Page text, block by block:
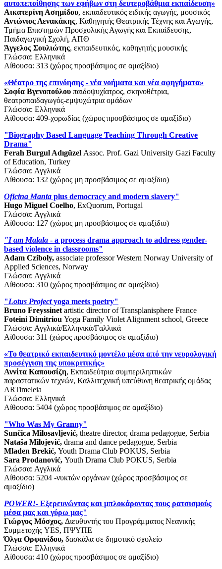
αυτοπεποίθησης των εφήβων στη δευτεροβάθμια εκπαίδευση»
Αικατερίνη Ασημίδου, εκπαιδευτικός ειδικής αγωγής, μουσικός
Αντώνιος Λενακάκης, Καθηγητής Θεατρικής Τέχνης και Αγωγής,
Τμήμα Επιστημών Προσχολικής Αγωγής και Εκπαίδευσης,
Παιδαγωγική Σχολή, ΑΠΘ
Άγγελος Σουλιώτης, εκπαιδευτικός, καθηγητής μουσικής
Γλώσσα: Ελληνικά
Αίθουσα: 313 (χώρος προσβάσιμος σε αμαξίδιο)
«Θέατρο της επινόησης - νέα νοήματα και νέα αφηγήματα»
Σοφία Βγενοπούλου παιδοψυχίατρος, σκηνοθέτρια,
θεατροπαιδαγωγός-εμψυχώτρια ομάδων
Γλώσσα: Ελληνικά
Αίθουσα: 409-χορωδίας (χώρος προσβάσιμος σε αμαξίδιο)
"Biography Based Language Teaching Through Creative
Drama"
Ferah Burgul Adıgüzel Assoc. Prof. Gazi University Gazi Faculty
of Education, Turkey
Γλώσσα: Αγγλικά
Αίθουσα: 132 (χώρος μη προσβάσιμος σε αμαξίδιο)
Oficina Manta plus democracy and modern slavery"
Hugo Miguel Coelho, ExQuorum, Portugal
Γλώσσα: Αγγλικά
Αίθουσα: 127 (χώρος μη προσβάσιμος σε αμαξίδιο)
"I am Malala - a process drama approach to address gender-
based violence in classrooms"
Adam Cziboly, associate professor Western Norway University of
Applied Sciences, Norway
Γλώσσα: Αγγλικά
Αίθουσα: 310 (χώρος προσβάσιμος σε αμαξίδιο)
"Lotus Projectyoga meets poetry"
Bruno Freyssinet artistic director of Transplanisphere France
Foteini Dimitriou Yoga Family Violet Alignment school, Greece
Γλώσσα: Αγγλικά/Ελληνικά/Γαλλικά
Αίθουσα: 311 (χώρος προσβάσιμος σε αμαξίδιο)
«Το θεατρικό εκπαιδευτικό μοντέλο μέσα από την νευρολογική
προσέγγιση της υποκριτικής»
Αννίτα Καπουσίζη, Εκπαιδεύτρια συμπεριληπτικών
παραστατικών τεχνών, Καλλιτεχνική υπεύθυνη θεατρικής ομάδας
ARTimeleia
Γλώσσα: Ελληνικά
Αίθουσα: 5404 (χώρος προσβάσιμος σε αμαξίδιο)
"Who Was My Granny"
Sunčica Milosavljević, theatre director, drama pedagogue, Serbia
Nataša Milojević, drama and dance pedagogue, Serbia
Mladen Brekić, Youth Drama Club POKUS, Serbia
Sara Prodanović, Youth Drama Club POKUS, Serbia
Γλώσσα: Αγγλικά
Αίθουσα: 5204 -νυκτών οργάνων (χώρος προσβάσιμος σε
αμαξίδιο)
POWER!- Εξερευνώντας και μπλοκάροντας τους ρατσισμούς
μέσα μας και γύρω μας"
Γιώργος Μόσχος, Διευθυντής του Προγράμματος Νεανικής
Συμμετοχής YES, ΠΨΥΠΕ
Όλγα Ορφανίδου, δασκάλα σε δημοτικό σχολείο
Γλώσσα: Ελληνικά
Αίθουσα: 410 (χώρος προσβάσιμος σε αμαξίδιο)